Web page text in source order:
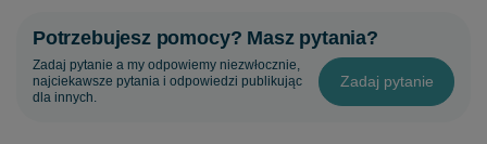
Potrzebujesz pomocy? Masz pytania?
Zadaj pytanie a my odpowiemy niezwłocznie,
najciekawsze pytania i odpowiedzi publikując
dla innych.
Zadaj pytanie